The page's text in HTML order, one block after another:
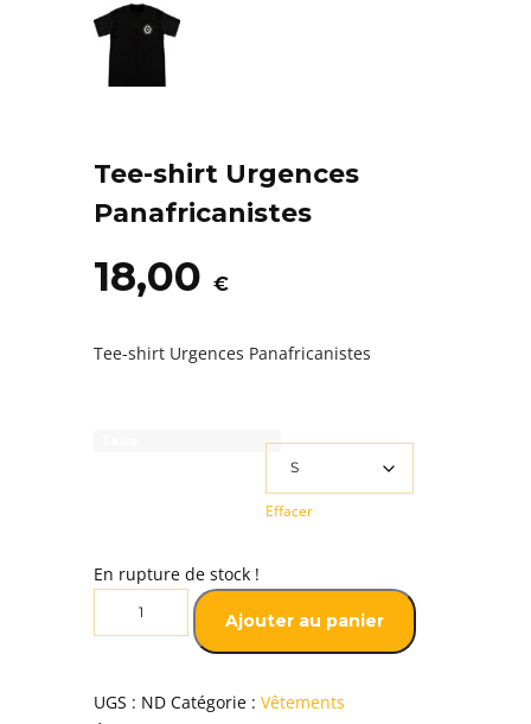
Tee-shirt Urgences
Panafricanistes
18,00 €
Tee-shirt Urgences Panafricanistes
Effacer
En rupture de stock !
quantité
de
Ajouter au panier
UGS : ND Catégorie : Vêtements